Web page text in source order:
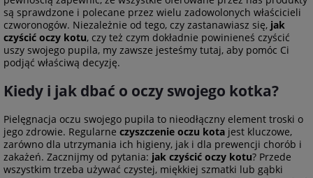
są sprawdzone i polecane przez wielu zadowolonych właścicieli
czworonogów. Niezależnie od tego, czy zastanawiasz się, jak
czyścić oczy kotu, czy też czym dokładnie powinieneś czyścić
uszy swojego pupila, my zawsze jesteśmy tutaj, aby pomóc Ci
podjąć właściwą decyzję.
Kiedy i jak dbać o oczy swojego kotka?
Pielęgnacja oczu swojego pupila to nieodłączny element troski o
jego zdrowie. Regularne czyszczenie oczu kota jest kluczowe,
zarówno dla utrzymania ich higieny, jak i dla prewencji chorób i
zakażeń. Zacznijmy od pytania: jak czyścić oczy kotu? Przede
wszystkim trzeba używać czystej, miękkiej szmatki lub gąbki